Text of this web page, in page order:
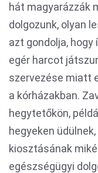
hát magyarázzák
dolgozunk, olyan
azt gondolja,
egér harcot
szervezése miatt
a kórházakban.
hegytetőkön,
hegyeken
kiosztásának
egészségügyi